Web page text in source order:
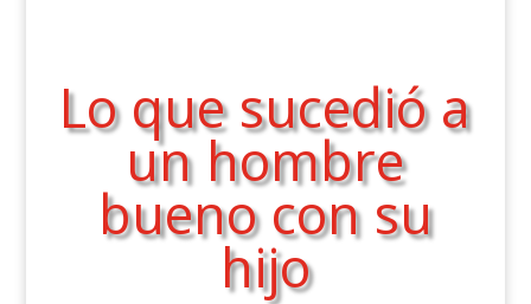
Lo que sucedió a
un hombre
bueno con su
hijo